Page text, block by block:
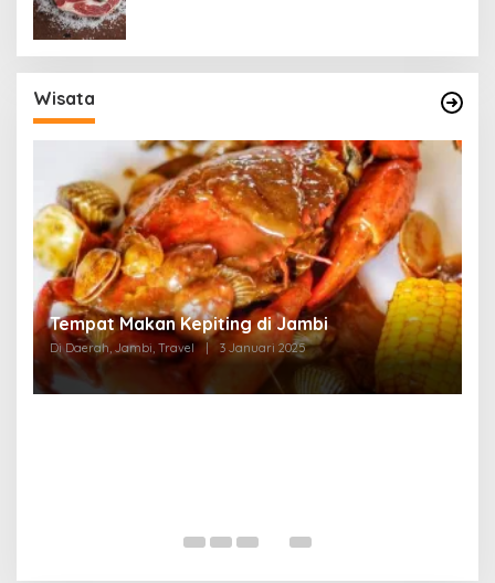
Wisata
Tempat Makan di Thehok Jambi
Di Daerah, Jambi, Travel 3 Januari 2025